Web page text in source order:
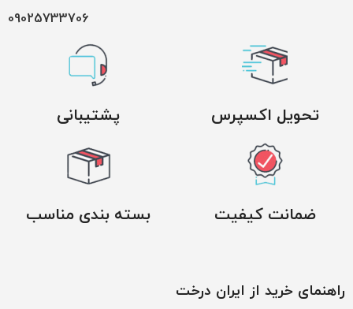
09025733706
تحویل اکسپرس پشتیبانی
ضمانت کیفیت بسته بندی مناسب
راهنمای خرید از ایران درخت